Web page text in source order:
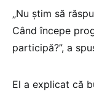
„Nu știm să
Când începe
participă?”, a
El a explicat că